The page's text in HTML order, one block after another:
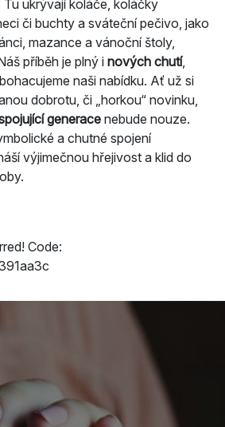
Tu ukrývají koláče, koláčky
či buchty a sváteční pečivo, jako
mazance a vánoční štoly,
příběh je plný i nových chutí,
naši nabídku. Ať už si
dobrotu, či „horkou“ novinku,
generacenebude nouze.
a chutné spojení
výjimečnou hřejivost a klid do
Code: